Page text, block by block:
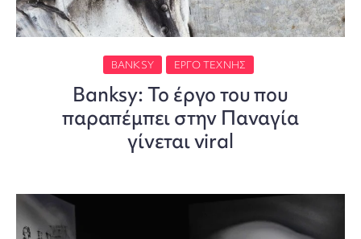
BANKSY ΈΡΓΟ ΤΈΧΝΗΣ
Banksy: Το έργο του που
παραπέμπει στην Παναγία
γίνεται viral